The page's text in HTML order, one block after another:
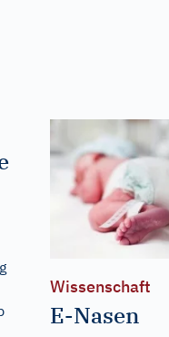
Wissenschaft
E-Nasen